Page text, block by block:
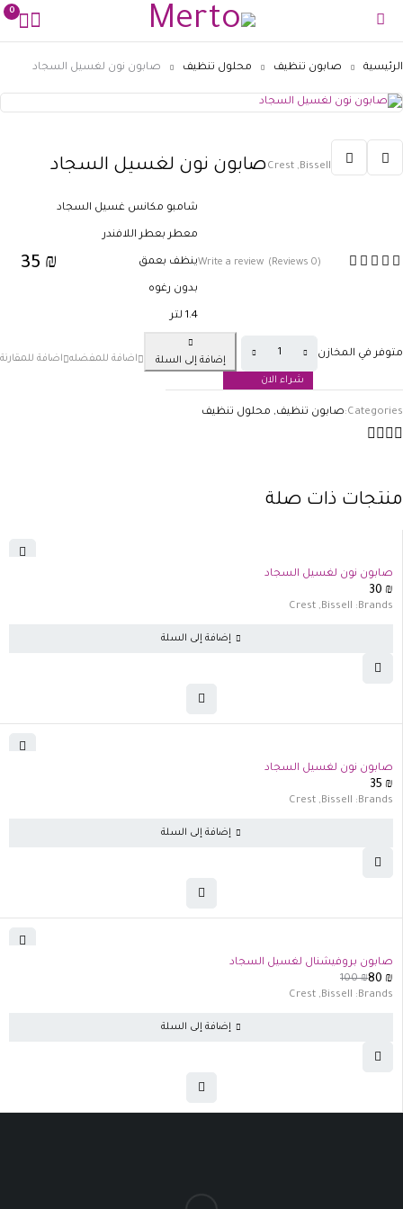
0
الرئيسية صابون تنظيف محلول تنظيف صابون نون لغسيل السجاد
Bissell
,
Crest صابون نون لغسيل السجاد
(0 Reviews)
Write a review
ﺷﺎﻣﺒﻮ ﻣﻜﺎﻧﺲ ﻏﺴﻴﻞ اﻟﺴﺠﺎد
ﻣﻌﻄﺮ ﺑﻌﻄﺮ اﻟﻼﻓﻨﺪر
ﻳﻨﻈﻒ ﺑﻌﻤﻖ
ﺑﺪون رﻏﻮه
1.4 لتر
35 ₪
متوفر في المخازن
إضافة إلى السلة
شراء الان
Categories: صابون تنظيف, محلول تنظيف
منتجات ذات صلة
صابون نون لغسيل السجاد
30 ₪
Brands:
Bissell
,
Crest
إضافة إلى السلة
صابون نون لغسيل السجاد
35 ₪
Brands:
Bissell
,
Crest
إضافة إلى السلة
صابون بروفيشنال لغسيل السجاد
100₪80 ₪
Brands:
Bissell
,
Crest
إضافة إلى السلة